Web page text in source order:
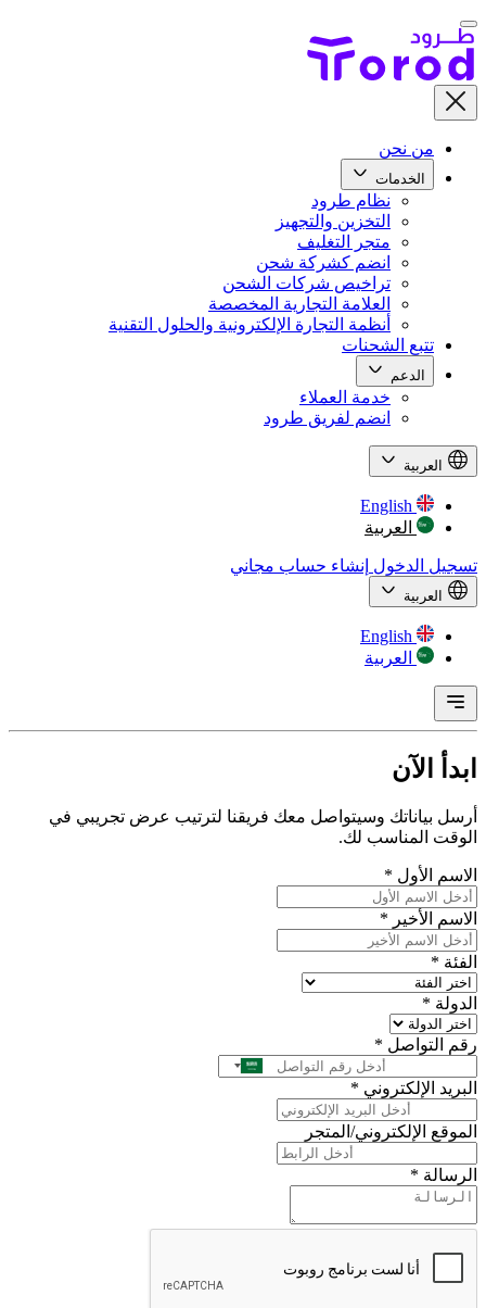
من نحن
الخدمات
نظام طرود
التخزين والتجهيز
متجر التغليف
انضم كشركة شحن
تراخيص شركات الشحن
العلامة التجارية المخصصة
أنظمة التجارة الإلكترونية والحلول التقنية
تتبع الشحنات
الدعم
خدمة العملاء
انضم لفريق طرود
العربية
English
العربية
تسجيل الدخول إنشاء حساب مجاني
العربية
English
العربية
ابدأ الآن
أرسل بياناتك وسيتواصل معك فريقنا لترتيب عرض تجريبي في
الوقت المناسب لك.
الاسم الأول *
الاسم الأخير *
الفئة *
الدولة *
رقم التواصل *
البريد الإلكتروني *
الموقع الإلكتروني/المتجر
الرسالة *